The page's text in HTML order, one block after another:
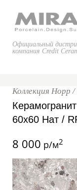
Официальный
компания Credit
Коллекция Норр /
60x60 Нат /
8 000 р/м2